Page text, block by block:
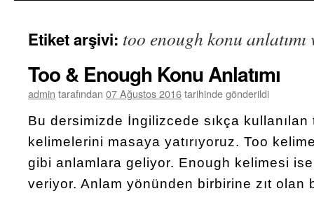
Etiket arşivi: too enough konu anlatımı
Too & Enough Konu Anlatımı
admin tarafından 07 Ağustos 2016tarihinde gönderildi
Bu dersimizde İngilizcede sıkça
kelimelerini masaya yatırıyoruz. Too
gibi anlamlara geliyor. Enough kelimesi ise
veriyor. Anlam yönünden birbirine zıt olan